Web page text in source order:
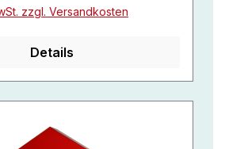
zzgl. Versandkosten
Details